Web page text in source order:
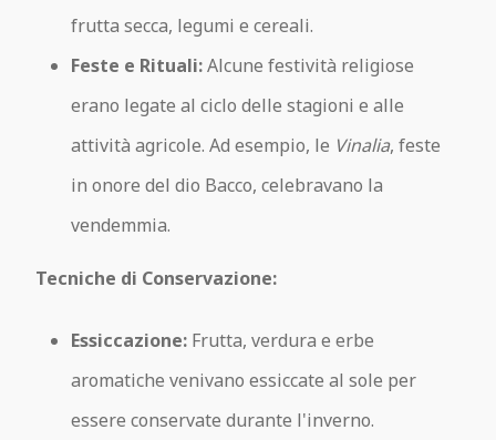
frutta secca, legumi e cereali.
Feste e Rituali:Alcune festività religiose
erano legate al ciclo delle stagioni e alle
attività agricole. Ad esempio, le Vinalia, feste
in onore del dio Bacco, celebravano la
vendemmia.
Tecniche di Conservazione:
Essiccazione: Frutta, verdura e erbe
aromatiche venivano essiccate al sole per
essere conservate durante l'inverno.